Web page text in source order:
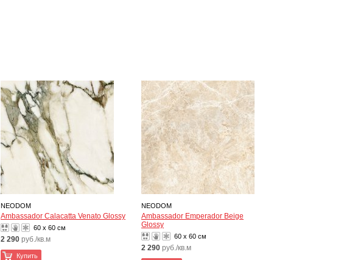
NEODOM
Ambassador Calacatta Venato Glossy
60 x 60 см
2 290 руб./кв.м
Купить
NEODOM
Ambassador Emperador Beige
Glossy
60 x 60 см
2 290 руб./кв.м